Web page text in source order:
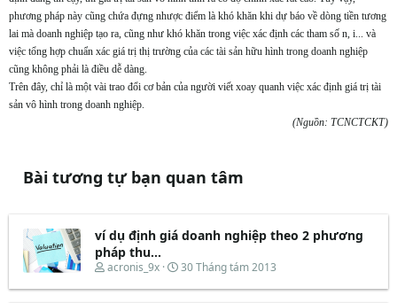
phương pháp này cũng chứa đựng nhược điểm là khó khăn khi dự báo về dòng tiền tương
lai mà doanh nghiệp tạo ra, cũng như khó khăn trong việc xác định các tham số n, i... và
việc tổng hợp chuẩn xác giá trị thị trường của các tài sản hữu hình trong doanh nghiệp
cũng không phải là điều dễ dàng.
Trên đây, chỉ là một vài trao đổi cơ bản của người viết xoay quanh việc xác định giá trị tài
sản vô hình trong doanh nghiệp.
(Nguồn: TCNCTCKT)
Bài tương tự bạn quan tâm
ví dụ định giá doanh nghiệp theo 2 phương
pháp thu...
T
r
acronis_9x
N
à
30 Tháng tám 2013